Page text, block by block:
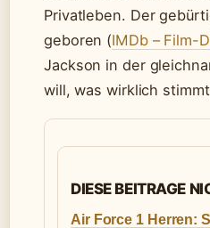
Privatleben. Der
geboren (IMDb – Film-
Jackson in der
will, was wirklich
DIESE BEITRAGE
Air Force 1 Herren: